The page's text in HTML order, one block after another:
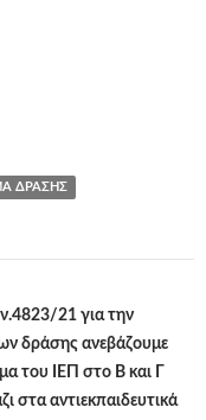
ΔΡΆΣΗΣ
21 για την
δράσης ανεβάζουμε
του ΙΕΠ στο Β και Γ
στα αντιεκπαιδευτικά